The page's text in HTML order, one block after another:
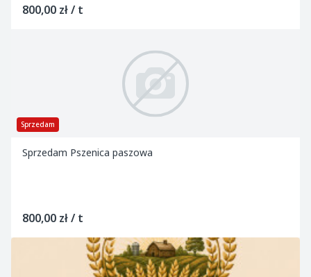
800,00 zł / t
Sprzedam
Sprzedam Pszenica paszowa
800,00 zł / t